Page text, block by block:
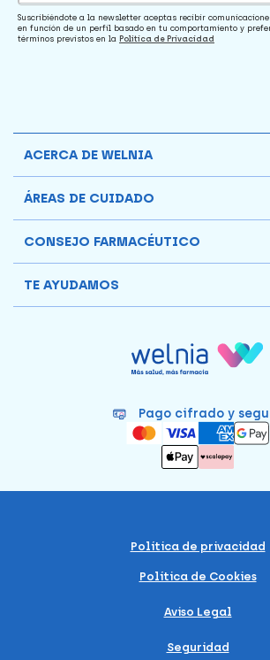
Suscribiéndote a la newsletter aceptas recibir
en función de un perfil basado en tu comportamiento y
términos previstos en la Política de Privacidad
Pago cifrado y
ACERCA DE WELNIA
ÁREAS DE CUIDADO
CONSEJO FARMACÉUTICO
TE AYUDAMOS
Política de privacidad
Política de Cookies
Aviso Legal
Seguridad